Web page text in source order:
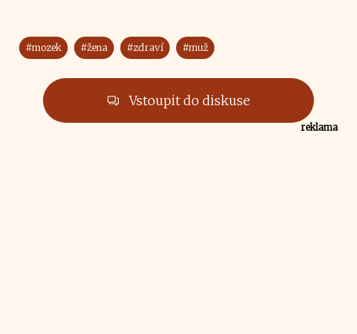
#mozek #žena #zdraví #muž
Vstoupit do diskuse
reklama